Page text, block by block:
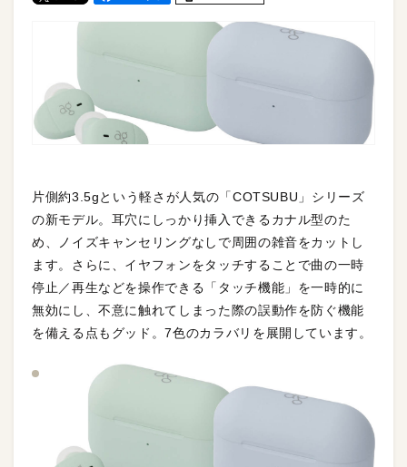
片側約3.5gという軽さが人気の「COTSUBU」シリーズ
の新モデル。耳穴にしっかり挿入できるカナル型のた
め、ノイズキャンセリングなしで周囲の雑音をカットし
ます。さらに、イヤフォンをタッチすることで曲の一時
停止／再生などを操作できる「タッチ機能」を一時的に
無効にし、不意に触れてしまった際の誤動作を防ぐ機能
を備える点もグッド。7色のカラバリを展開しています。